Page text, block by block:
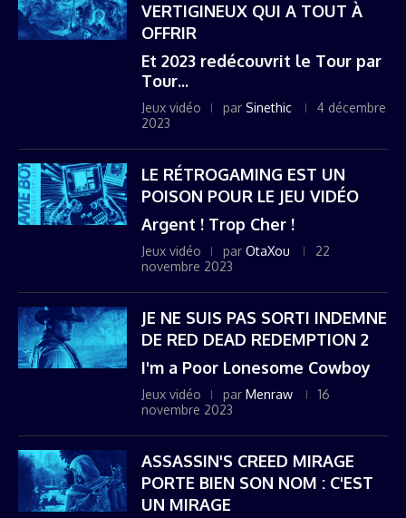
VERTIGINEUX QUI A TOUT À
OFFRIR
Et 2023 redécouvrit le Tour par
Tour...
Jeux vidéo par Sinethic
4 décembre
2023
LE RÉTROGAMING EST UN
POISON POUR LE JEU VIDÉO
Argent ! Trop Cher !
Jeux vidéo par OtaXou
22
novembre 2023
JE NE SUIS PAS SORTI INDEMNE
DE RED DEAD REDEMPTION 2
I'm a Poor Lonesome Cowboy
Jeux vidéo par Menraw
16
novembre 2023
ASSASSIN'S CREED MIRAGE
PORTE BIEN SON NOM : C'EST
UN MIRAGE